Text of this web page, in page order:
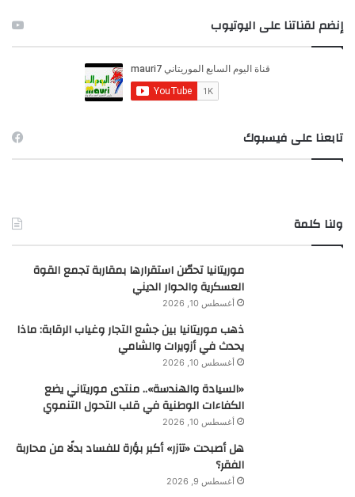
ن
:
إنضم لقناتنا على اليوتيوب
تابعنا على فيسبوك
ولنا كلمة
موريتانيا تحصّن استقرارها بمقاربة تجمع القوة
العسكرية والحوار الديني
أغسطس 10, 2026
ذهب موريتانيا بين جشع التجار وغياب الرقابة: ماذا
يحدث في أزويرات والشامي
أغسطس 10, 2026
«السيادة والهندسة».. منتدى موريتاني يضع
الكفاءات الوطنية في قلب التحول التنموي
أغسطس 10, 2026
هل أصبحت «تآزر» أكبر بؤرة للفساد بدلًا من محاربة
الفقر؟
أغسطس 9, 2026